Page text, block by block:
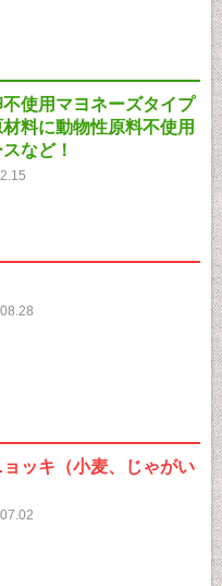
使用マヨネーズタイプ
料に動物性原料不使用
など！
ッキ（小麦、じゃがい